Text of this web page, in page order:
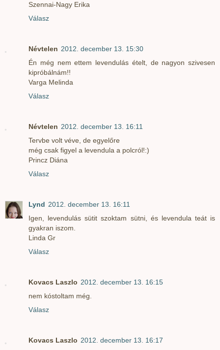
Szennai-Nagy Erika
Válasz
Névtelen 2012. december 13. 15:30
Én még nem ettem levendulás ételt, de nagyon szivesen
kipróbálnám!!
Varga Melinda
Válasz
Névtelen 2012. december 13. 16:11
Tervbe volt véve, de egyelőre
még csak figyel a levendula a polcról!:)
Princz Diána
Válasz
Lynd 2012. december 13. 16:11
Igen, levendulás sütit szoktam sütni, és levendula teát is
gyakran iszom.
Linda Gr
Válasz
Kovacs Laszlo 2012. december 13. 16:15
nem kóstoltam még.
Válasz
Kovacs Laszlo 2012. december 13. 16:17